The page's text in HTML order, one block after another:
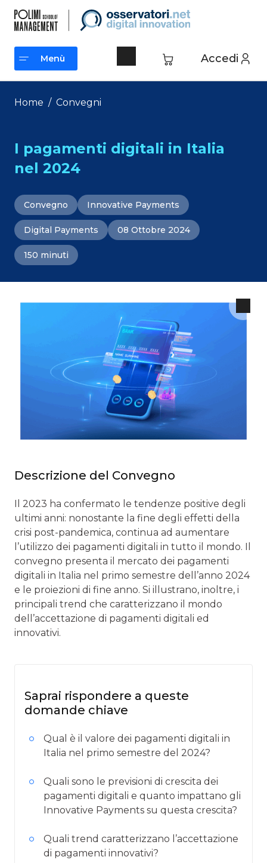
contenuto
Accedi
Menù
Menù
Home / Convegni
I pagamenti digitali in Italia
nel 2024
Convegno Innovative Payments
Digital Payments 08 Ottobre 2024
150 minuti
Descrizione del Convegno
Il 2023 ha confermato le tendenze positive degli
ultimi anni: nonostante la fine degli effetti della
crisi post-pandemica, continua ad aumentare
l’utilizzo dei pagamenti digitali in tutto il mondo. Il
convegno presenta il mercato dei pagamenti
digitali in Italia nel primo semestre dell’anno 2024
e le proiezioni di fine anno. Si illustrano, inoltre, i
principali trend che caratterizzano il mondo
dell’accettazione di pagamenti digitali ed
innovativi.
Saprai rispondere a queste
domande chiave
Qual è il valore dei pagamenti digitali in
Italia nel primo semestre del 2024?
Quali sono le previsioni di crescita dei
pagamenti digitali e quanto impattano gli
Innovative Payments su questa crescita?
Quali trend caratterizzano l’accettazione
di pagamenti innovativi?